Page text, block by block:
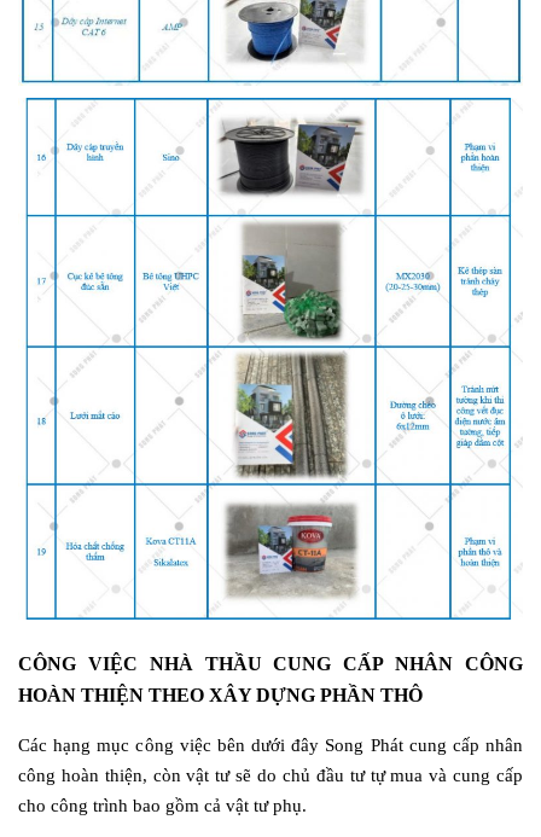
CÔNG VIỆC NHÀ THẦU CUNG CẤP NHÂN CÔNG
HOÀN THIỆN THEO XÂY DỰNG PHẦN THÔ
Các hạng mục công việc bên dưới đây Song Phát cung cấp nhân
công hoàn thiện, còn vật tư sẽ do chủ đầu tư tự mua và cung cấp
cho công trình bao gồm cả vật tư phụ.